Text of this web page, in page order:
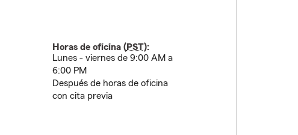
Horas de oficina (PST):
Lunes - viernes de 9:00 AM a
6:00 PM
Después de horas de oficina
con cita previa